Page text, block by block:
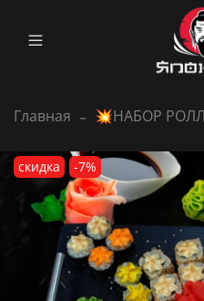
Главная 💥НАБОР
скидка -7%